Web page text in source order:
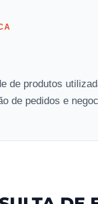
de produtos
de pedidos e